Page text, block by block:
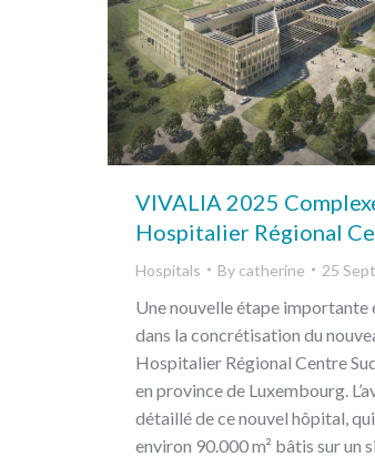
VIVALIA 2025
Hospitalier Régional
Hospitals By catherine 25
Une nouvelle étape importante
dans la concrétisation du
Hospitalier Régional Centre
en province de Luxembourg.
détaillé de ce nouvel hôpital,
environ 90.000 m² bâtis sur un